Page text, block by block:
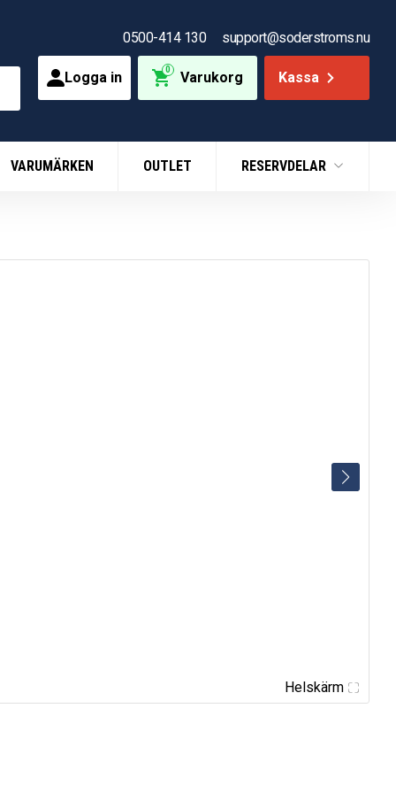
0500-414 130 support@soderstroms.nu
Logga in 0 Varukorg Kassa
VARUMÄRKEN OUTLET RESERVDELAR
Helskärm